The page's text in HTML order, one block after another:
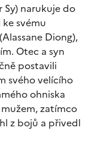
Sy) narukuje do
svému
Diong),
Otec a syn
postavili
svého velícího
ohniska
zatímco
z bojů a přivedl